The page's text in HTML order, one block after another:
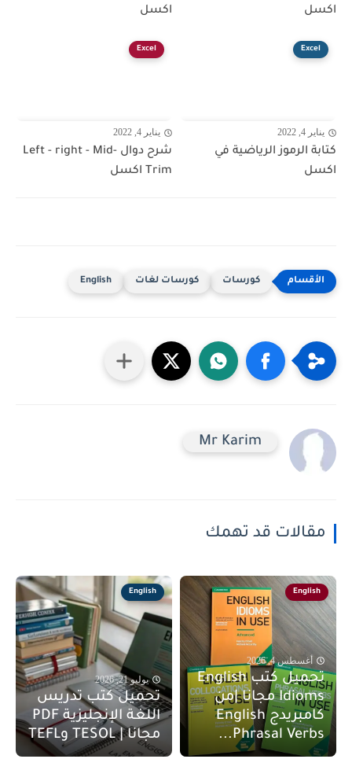
اكسل
اكسل
Excel
يناير 4, 2022
كتابة الرموز الرياضية في
اكسل
Excel
يناير 4, 2022
شرح دوال Left - right - Mid-
Trim اكسل
كورسات كورسات لغات English
Mr Karim
مقالات قد تهمك
English
أغسطس 4, 2026
تحميل كتب English
Idioms مجانا |من
كامبريدج English
Phrasal Verbs...
English
يوليو 21, 2026
تحميل كتب تدريس
اللغة الإنجليزية PDF
مجانا | TESOL وTEFL